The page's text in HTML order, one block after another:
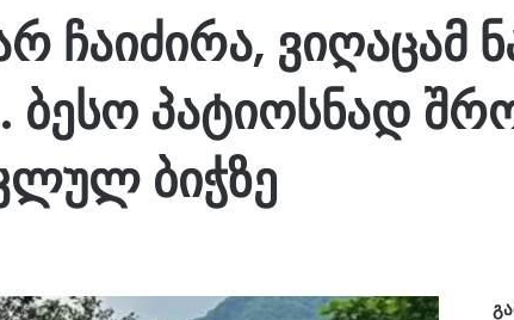
ჩაიძირა,
ბესო პატიოსნად
ბიჭზე